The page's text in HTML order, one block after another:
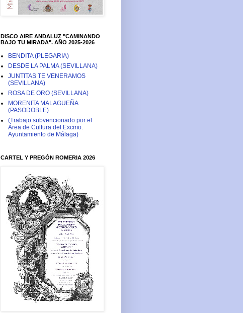
DISCO AIRE ANDALUZ "CAMINANDO
BAJO TU MIRADA". AÑO 2025-2026
BENDITA (PLEGARIA)
DESDE LA PALMA (SEVILLANA)
JUNTITAS TE VENERAMOS
(SEVILLANA)
ROSA DE ORO (SEVILLANA)
MORENITA MALAGUEÑA
(PASODOBLE)
(Trabajo subvencionado por el
Área de Cultura del Excmo.
Ayuntamiento de Málaga)
CARTEL Y PREGÓN ROMERIA 2026